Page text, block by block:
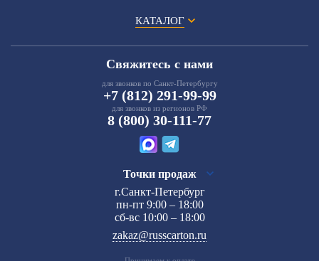
КАТАЛОГ
Свяжитесь с нами
для звонков по Санкт-Петербургу
+7 (812) 291-99-99
для звонков из регионов РФ
8 (800) 30-111-77
Точки продаж
г.Санкт-Петербург
пн-пт 9:00 – 18:00
сб-вс 10:00 – 18:00
zakaz@russcarton.ru